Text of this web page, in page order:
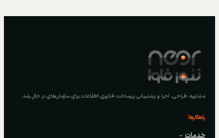
مشاوره، طراحی، اجرا و پشتیبانی زیرساخت فناوری اطلاعات برای سازمان‌های در حال رشد.
راهکارها
خدمات